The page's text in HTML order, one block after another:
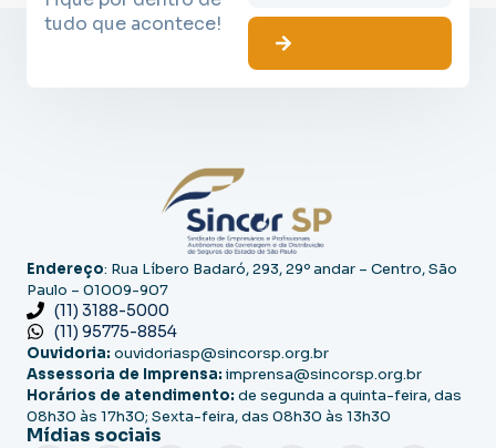
tudo que acontece!
Endereço: Rua Líbero Badaró, 293, 29º andar – Centro, São
Paulo – 01009-907
(11) 3188-5000
(11) 95775-8854
Ouvidoria: ouvidoriasp@sincorsp.org.br
Assessoria de Imprensa: imprensa@sincorsp.org.br
Horários de atendimento: de segunda a quinta-feira, das
08h30 às 17h30; Sexta-feira, das 08h30 às 13h30
Mídias sociais